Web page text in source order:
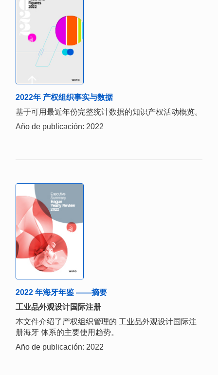
2022年 产权组织事实与数据
基于可用最近年份完整统计数据的知识产权活动概览。
Año de publicación: 2022
2022 年海牙年鉴 ——摘要
工业品外观设计国际注册
本文件介绍了产权组织管理的 工业品外观设计国际注
册海牙 体系的主要使用趋势。
Año de publicación: 2022